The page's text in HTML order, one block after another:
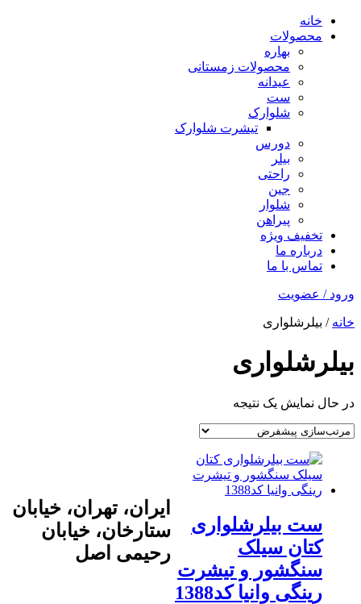
خانه
محصولات
بهاره
محصولات زمستانی
عیدانه
ست
شلوارک
تیشرت شلوارک
دورس
بیلر
راحتی
جین
شلوار
پیراهن
تخفیف ویژه
درباره ما
تماس با ما
ورود / عضویت
خانه / بیلرشلواری
بیلرشلواری
در حال نمایش یک نتیجه
ست بیلرشلواری
کتان سیلک
سنگشور و تیشرت
رینگی وانیا کد1388
ایران، تهران، خیابان
ستارخان، خیابان
رحیمی اصل